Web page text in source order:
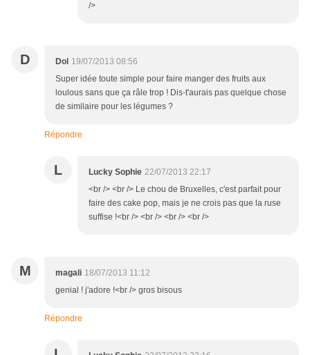
/>
D Dol 19/07/2013 08:56
Super idée toute simple pour faire manger des fruits aux
loulous sans que ça râle trop ! Dis-t'aurais pas quelque chose
de similaire pour les légumes ?
Répondre
L Lucky Sophie 22/07/2013 22:17
<br /> <br /> Le chou de Bruxelles, c'est parfait pour
faire des cake pop, mais je ne crois pas que la ruse
suffise !<br /> <br /> <br /> <br />
M magali 18/07/2013 11:12
genial ! j'adore !<br /> gros bisous
Répondre